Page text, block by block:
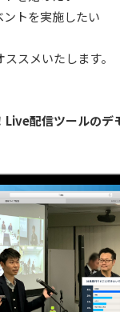
トを実施したい
スメいたします。
Live配信ツールのデ